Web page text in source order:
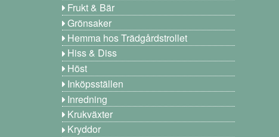
Frukt & Bär
Grönsaker
Hemma hos Trädgårdstrollet
Hiss & Diss
Höst
Inköpsställen
Inredning
Krukväxter
Kryddor